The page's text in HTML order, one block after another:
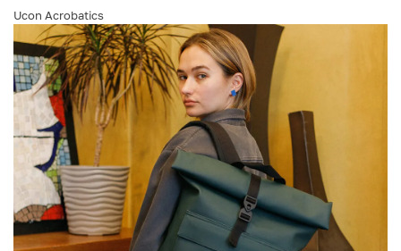
Ucon Acrobatics